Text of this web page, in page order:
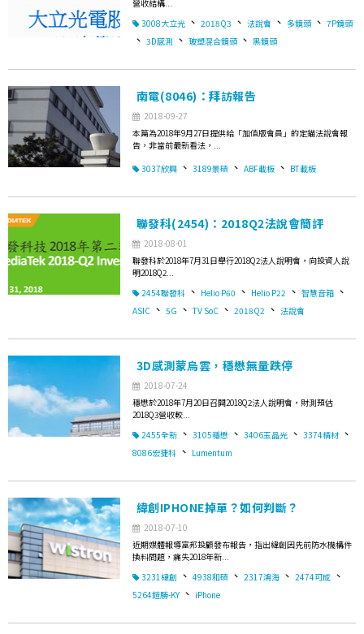
營收結構...
3008大立光 、 2018Q3 、 法說會 、 多鏡頭 、 7P鏡頭
、 3D感測 、 玻塑混合鏡頭 、 黑鏡頭
南電(8046)：拜訪報告
2018-09-27
本篇為2018年9月27日提供給「加值版會員」的定錨法說會報
告，非當前最新看法，...
3037欣興 、 3189景碩 、 ABF載板 、 BT載板
聯發科(2454)：2018Q2法說會簡評
2018-08-01
聯發科於2018年7月31日舉行2018Q2法人說明會，向投資人說
明2018Q2...
2454聯發科 、 Helio P60 、 Helio P22 、 智慧音箱 、
ASIC 、 5G 、 TV SoC 、 2018Q2 、 法說會
3D感測蒙烏雲，穩懋無量跌停
2018-07-24
穩懋於2018年7月20日召開2018Q2法人說明會，財測預估
2018Q3營收較...
2455全新 、 3105穩懋 、 3406玉晶光 、 3374精材 、
8086宏捷科 、 Lumentum
緯創IPHONE掉單？如何判斷？
2018-07-10
近期媒體報導富邦投顧發布報告，指出緯創因先前防水機構件
換料問題，痛失2018年新...
3231緯創 、 4938和碩 、 2317鴻海 、 2474可成 、
5264鎧勝-KY 、 iPhone